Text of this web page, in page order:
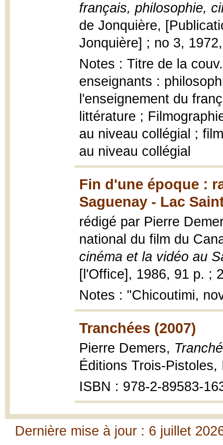
français, philosophie,
de Jonquière,
Jonquière] ; no 3,
Notes : Titre de la
enseignants :
l'enseignement du
littérature ;
au niveau collégial ;
au niveau collégial
Fin d'une époque :
Saguenay - Lac
rédigé par Pierre
national du film du
cinéma et la vidéo au
[l'Office], 1986, 91 p. ;
Notes : "Chicoutimi,
Tranchées (2007)
Pierre Demers,
Éditions Trois-
ISBN : 978-2-89583-
Dernière mise à jour : 6 juillet